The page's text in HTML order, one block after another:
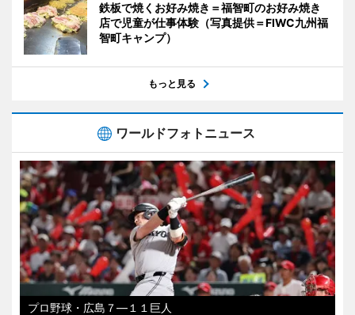
鉄板で焼くお好み焼き＝福智町のお好み焼き
店で児童が仕事体験（写真提供＝FIWC九州福
智町キャンプ）
もっと見る
ワールドフォトニュース
プロ野球・広島７―１１巨人